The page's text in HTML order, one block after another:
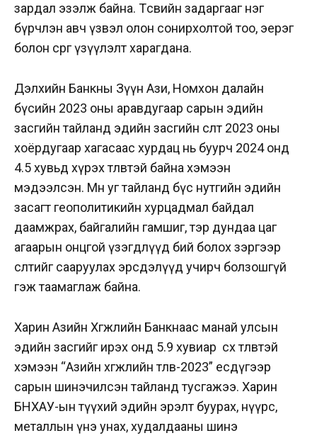
зардал эзэлж байна. Төсвийн задаргааг нэг
бүрчлэн авч үзвэл олон сонирхолтой тоо, эерэг
болон сөрөг үзүүлэлт харагдана.
Дэлхийн Банкны Зүүн Ази, Номхон далайн
бүсийн 2023 оны аравдугаар сарын эдийн
засгийн тайланд эдийн засгийн өсөлт 2023 оны
хоёрдугаар хагасаас хурдац нь буурч 2024 онд
4.5 хувьд хүрэх төлөвтэй байна хэмээн
мэдээлсэн. Мөн уг тайланд бүс нутгийн эдийн
засагт геополитикийн хурцадмал байдал
даамжрах, байгалийн гамшиг, тэр дундаа цаг
агаарын онцгой үзэгдлүүд бий болох зэргээр
өсөлтийг сааруулах эрсдэлүүд учирч болзошгүй
гэж таамаглаж байна.
Харин Азийн Хөгжлийн Банкнаас манай улсын
эдийн засгийг ирэх онд 5.9 хувиар өсөх төлөвтэй
хэмээн “Азийн хөгжлийн төлөв-2023” есдүгээр
сарын шинэчилсэн тайланд тусгажээ. Харин
БНХАУ-ын түүхий эдийн эрэлт буурах, нүүрс,
металлын үнэ унах, худалдааны шинэ